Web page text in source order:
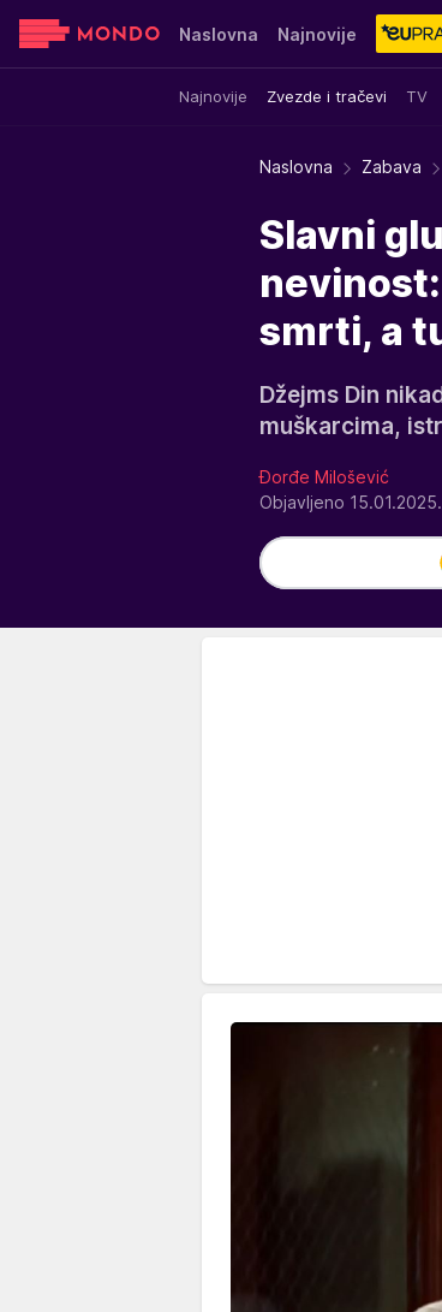
Naslovna Najnovije
Najnovije Zvezde i tračevi TV
Sensa Stvar ukusa Yumama
Naslovna Zabava
Slavni
smrti, a
Džejms Din
muškarcima,
Đorđe Milošević
Objavljeno